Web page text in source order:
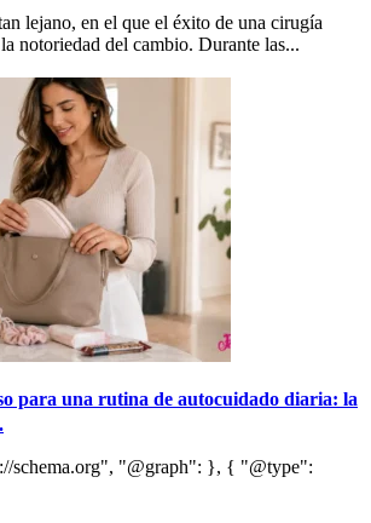
lejano, en el que el éxito de una cirugía
notoriedad del cambio. Durante las...
para una rutina de autocuidado diaria: la
schema.org", "@graph": }, { "@type":